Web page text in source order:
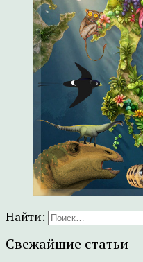
Найти:
Свежайшие статьи